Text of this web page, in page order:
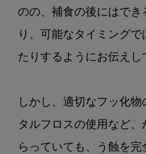
のの、補食の後にはでき
り、可能なタイミング
たりするようにお伝えし
しかし、適切なフッ化
タルフロスの使用など、
らっていても、う蝕を